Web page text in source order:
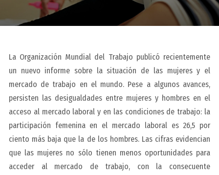
La Organización Mundial del Trabajo publicó recientemente
un nuevo informe sobre la situación de las mujeres y el
mercado de trabajo en el mundo. Pese a algunos avances,
persisten las desigualdades entre mujeres y hombres en el
acceso al mercado laboral y en las condiciones de trabajo: la
participación femenina en el mercado laboral es 26,5 por
ciento más baja que la de los hombres. Las cifras evidencian
que las mujeres no sólo tienen menos oportunidades para
acceder al mercado de trabajo, con la consecuente